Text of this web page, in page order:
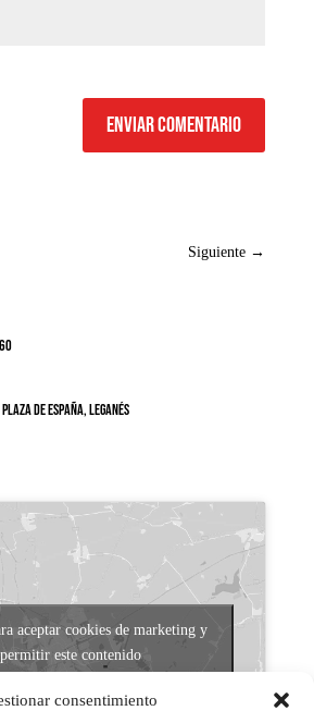
consentimiento
Enviar comentario
Siguiente →
de España, Leganés
aceptar cookies de marketing y
permitir este contenido